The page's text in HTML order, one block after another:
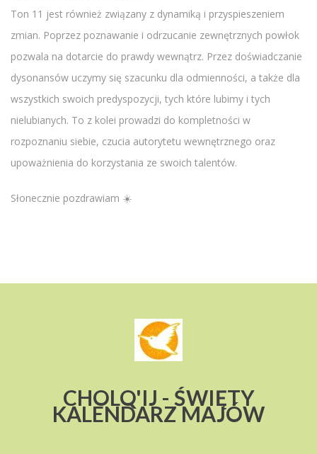
Ton 11 jest również związany z dynamiką i przyspieszeniem
zmian. Poprzez poznawanie i odrzucanie zewnętrznych powłok
pozwala na dotarcie do prawdy wewnątrz. Przez doświadczanie
dysonansów uczymy się szacunku dla odmienności, a także dla
wszystkich swoich predyspozycji, tych które lubimy i tych
nielubianych. To z kolei prowadzi do kompletności w
rozpoznaniu siebie, czucia autorytetu wewnętrznego oraz
upoważnienia do korzystania ze swoich talentów.
Słonecznie pozdrawiam ☀️
CHOLQ'IJ - ŚWIĘTY
KALENDARZ MAJÓW